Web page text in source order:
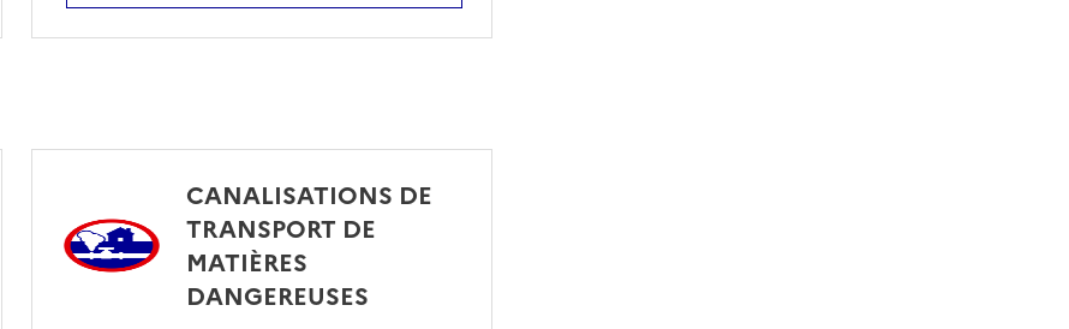
CANALISATIONS DE
TRANSPORT DE
MATIÈRES
DANGEREUSES